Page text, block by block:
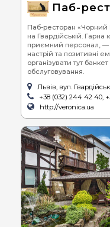
Паб-
Паб-ресторан «Чорний
на Гвардійській.
приємний персонал, —
настрій та позитивні
організувати тут
обслуговування.
Львів, вул.
+38 (032) 244 42 40,
http://veronica.ua